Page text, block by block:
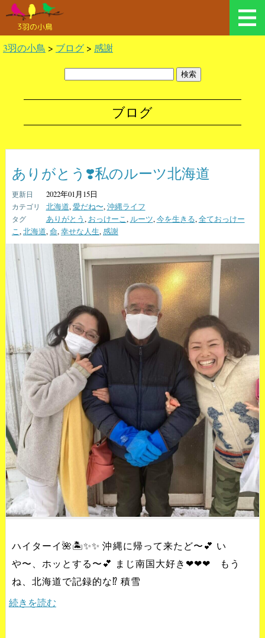
3羽の小鳥
3羽の小鳥 > ブログ > 感謝
ブログ
ありがとう❣️私のルーツ北海道
2022年01月15日
北海道,愛だね〜,沖縄ライフ
ありがとう, おっけーこ, ルーツ,今を生きる,全ておっけー
こ,北海道,命,幸せな人生,感謝
ハイターイ🌺🏝✨✨ 沖縄に帰って来たど〜💕 い
や〜、ホッとする〜💕 まじ南国大好き❤❤❤ もう
ね、北海道で記録的な⁉️ 積雪
続きを読む